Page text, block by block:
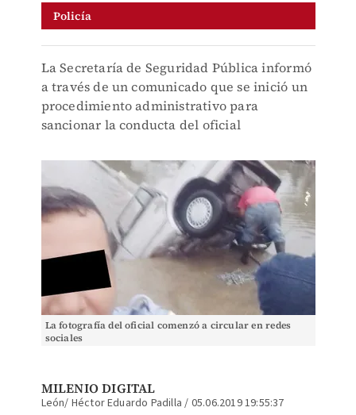
Policía
La Secretaría de Seguridad Pública informó
a través de un comunicado que se inició un
procedimiento administrativo para
sancionar la conducta del oficial
La fotografía del oficial comenzó a circular en redes
sociales
MILENIO DIGITAL
León/ Héctor Eduardo Padilla / 05.06.2019 19:55:37